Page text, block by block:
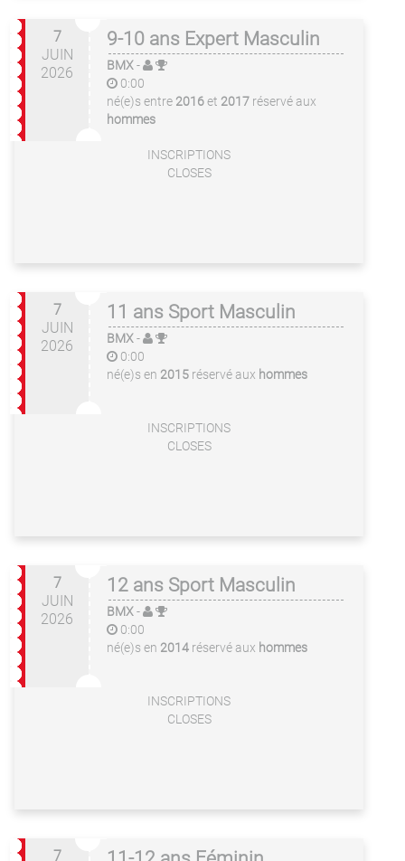
7
JUIN
2026
9-10 ans Expert Masculin
BMX-
0:00
né(e)s entre 2016et 2017 réservé aux
hommes
INSCRIPTIONS
CLOSES
7
JUIN
2026
11 ans Sport Masculin
BMX-
0:00
né(e)s en 2015 réservé aux hommes
INSCRIPTIONS
CLOSES
7
JUIN
2026
12 ans Sport Masculin
BMX-
0:00
né(e)s en 2014 réservé aux hommes
INSCRIPTIONS
CLOSES
7